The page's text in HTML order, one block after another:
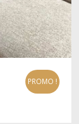
PROMO !